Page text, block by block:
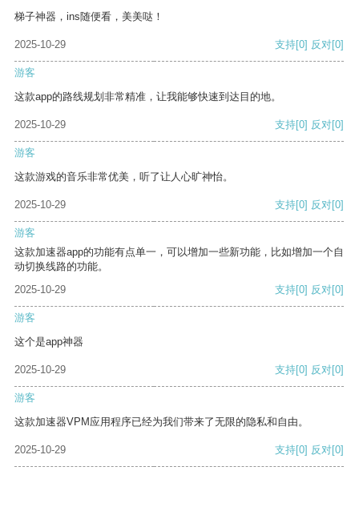
梯子神器，ins随便看，美美哒！
2025-10-29 支持[0] 反对[0]
游客
这款app的路线规划非常精准，让我能够快速到达目的地。
2025-10-29 支持[0] 反对[0]
游客
这款游戏的音乐非常优美，听了让人心旷神怡。
2025-10-29 支持[0] 反对[0]
游客
这款加速器app的功能有点单一，可以增加一些新功能，比如增加一个自
动切换线路的功能。
2025-10-29
支持[0] 反对[0]
游客
这个是app神器
2025-10-29 支持[0] 反对[0]
游客
这款加速器VPM应用程序已经为我们带来了无限的隐私和自由。
2025-10-29 支持[0] 反对[0]